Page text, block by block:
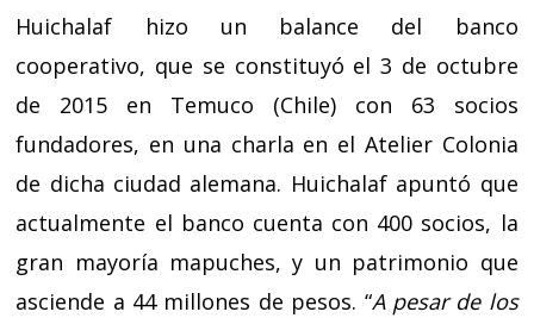
Huichalaf hizo un balance del banco
cooperativo, que se constituyó el 3 de octubre
de 2015 en Temuco (Chile) con 63 socios
fundadores, en una charla en el Atelier Colonia
de dicha ciudad alemana. Huichalaf apuntó que
actualmente el banco cuenta con 400 socios, la
gran mayoría mapuches, y un patrimonio que
asciende a 44 millones de pesos. “A pesar de los